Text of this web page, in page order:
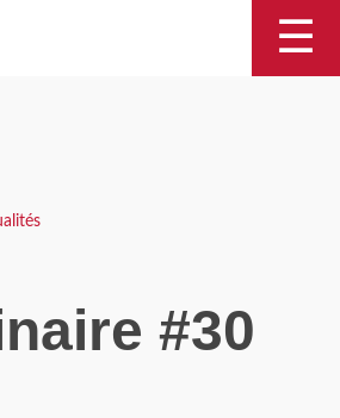
☰
#30